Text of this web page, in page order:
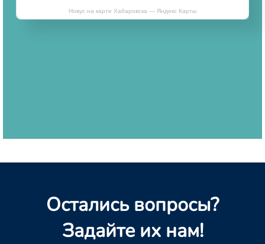
Новус на карте Хабаровска — Яндекс Карты
Остались вопросы?
Задайте их нам!